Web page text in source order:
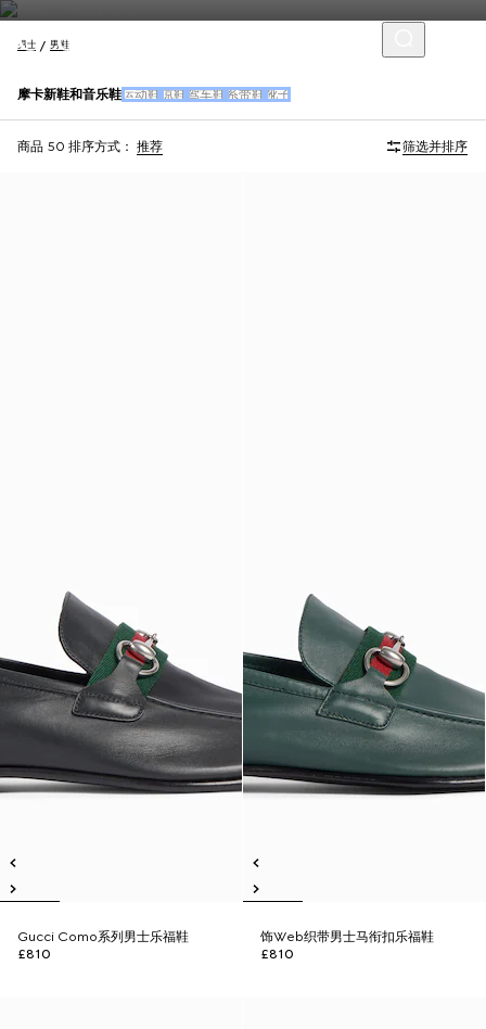
男士 男鞋
摩卡新鞋和音乐鞋 运动鞋 凉鞋 驾车鞋 系带鞋 靴子
商品 50 排序方式： 推荐 筛选并排序
Gucci Como系列男士乐福鞋
£810
饰Web织带男士马衔扣乐福鞋
£810